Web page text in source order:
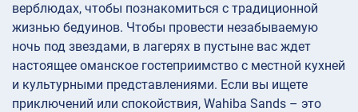
верблюдах, чтобы познакомиться с традиционной
жизнью бедуинов. Чтобы провести незабываемую
ночь под звездами, в лагерях в пустыне вас ждет
настоящее оманское гостеприимство с местной кухней
и культурными представлениями. Если вы ищете
приключений или спокойствия, Wahiba Sands – это